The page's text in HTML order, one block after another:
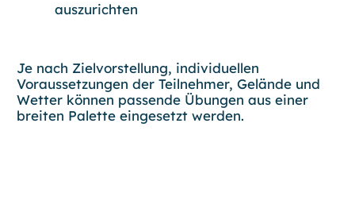
auszurichten
Je nach Zielvorstellung, individuellen
Voraussetzungen der Teilnehmer, Gelände und
Wetter können passende Übungen aus einer
breiten Palette eingesetzt werden.